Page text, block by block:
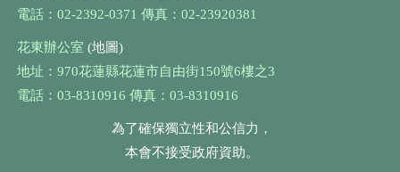
電話：02-2392-0371 傳真：02-23920381
花東辦公室 (地圖)
地址：970花蓮縣花蓮市自由街150號6樓之3
電話：03-8310916 傳真：03-8310916
為了確保獨立性和公信力，
本會不接受政府資助。